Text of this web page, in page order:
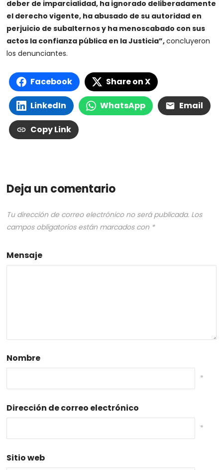
deber de imparcialidad, ha ignorado deliberadamente
el derecho vigente, ha abusado de su autoridad en
perjuicio de subalternos y ha menoscabado con sus
actos la confianza pública en la Justicia”,concluyeron
los denunciantes.
Facebook Share on X
LinkedIn WhatsApp Email
Copy Link
Deja un comentario
Tu dirección de correo electrónico no será publicada. Los
campos obligatorios están marcados con *
Mensaje
Nombre
*
Dirección de correo electrónico
*
Sitio web